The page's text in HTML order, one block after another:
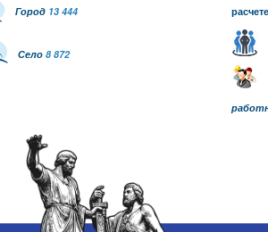
Город 13 444
Село 8 872